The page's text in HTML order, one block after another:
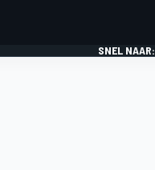
SNEL NAAR: